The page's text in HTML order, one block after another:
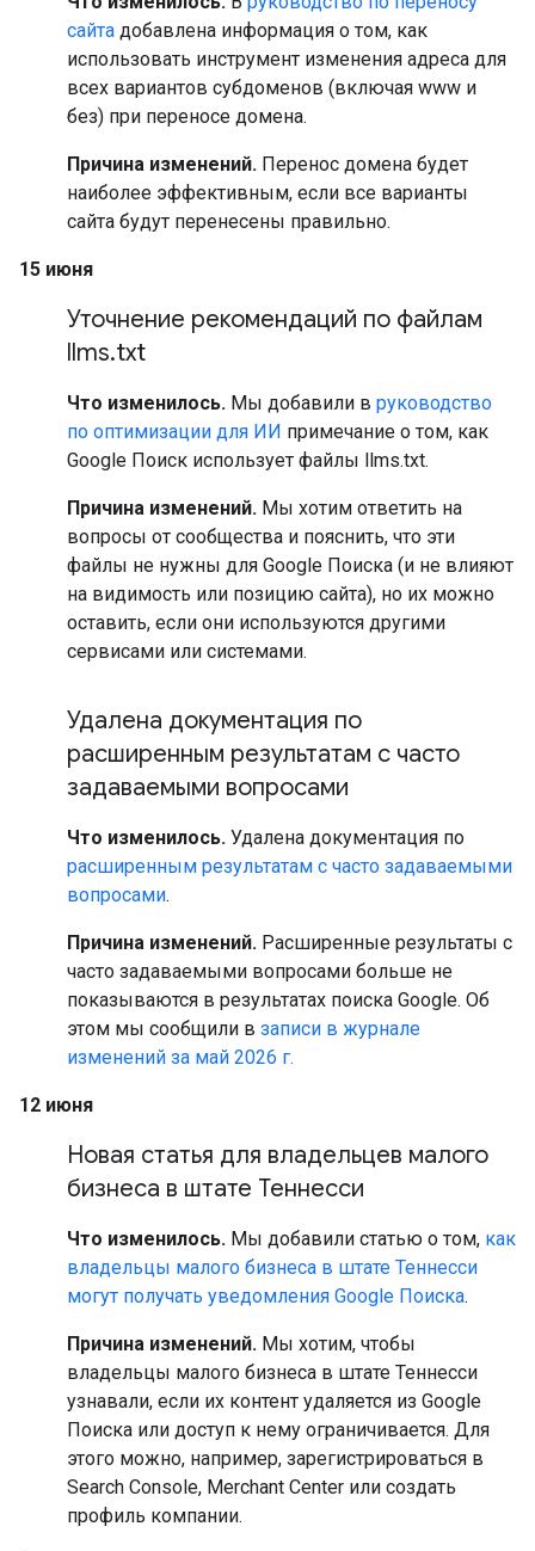
сайта добавлена информация о том, как
использовать инструмент изменения адреса для
всех вариантов субдоменов (включая www и
без) при переносе домена.
Причина изменений. Перенос домена будет
наиболее эффективным, если все варианты
сайта будут перенесены правильно.
15 июня
Уточнение рекомендаций по файлам
llms.txt
Что изменилось. Мы добавили в руководство
по оптимизации для ИИ примечание о том, как
Google Поиск использует файлы llms.txt.
Причина изменений. Мы хотим ответить на
вопросы от сообщества и пояснить, что эти
файлы не нужны для Google Поиска (и не влияют
на видимость или позицию сайта), но их можно
оставить, если они используются другими
сервисами или системами.
Удалена документация по
расширенным результатам с часто
задаваемыми вопросами
Что изменилось. Удалена документация по
расширенным результатам с часто задаваемыми
вопросами.
Причина изменений. Расширенные результаты с
часто задаваемыми вопросами больше не
показываются в результатах поиска Google. Об
этом мы сообщили в записи в журнале
изменений за май 2026 г.
12 июня
Новая статья для владельцев малого
бизнеса в штате Теннесси
Что изменилось. Мы добавили статью о том, как
владельцы малого бизнеса в штате Теннесси
могут получать уведомления Google Поиска.
Причина изменений. Мы хотим, чтобы
владельцы малого бизнеса в штате Теннесси
узнавали, если их контент удаляется из Google
Поиска или доступ к нему ограничивается. Для
этого можно, например, зарегистрироваться в
Search Console, Merchant Center или создать
профиль компании.